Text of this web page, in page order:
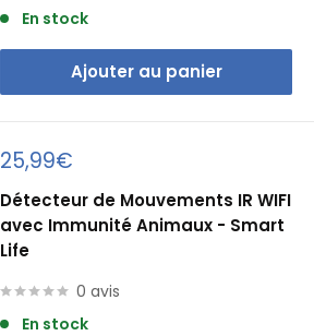
En stock
Ajouter au panier
Prix
réduit
25,99€
Détecteur de Mouvements IR WIFI
avec Immunité Animaux - Smart
Life
0 avis
En stock